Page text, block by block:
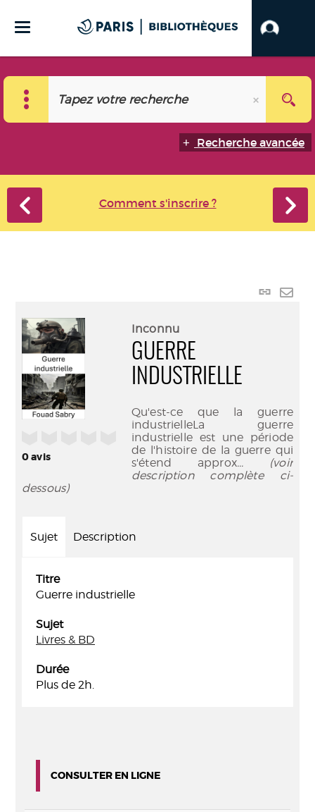
Recherche avancée
Comment s'inscrire ?
Lien
0avis
Inconnu
GUERRE
INDUSTRIELLE
Qu'est-ce que la guerre
industrielleLa guerre
industrielle est une période
de l'histoire de la guerre qui
s'étend approx... (voir
description complète ci-
dessous)
Sujet Description
Titre
Guerre industrielle
Sujet
Livres & BD
Durée
Plus de 2h.
CONSULTER EN LIGNE